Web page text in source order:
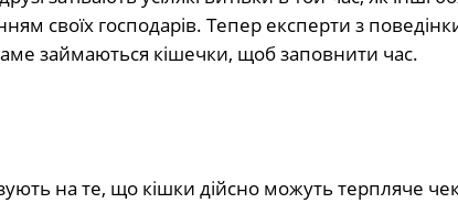
своїх господарів. Тепер експерти з
займаються кішечки, щоб заповнити час.
на те, що кішки дійсно можуть терпляче